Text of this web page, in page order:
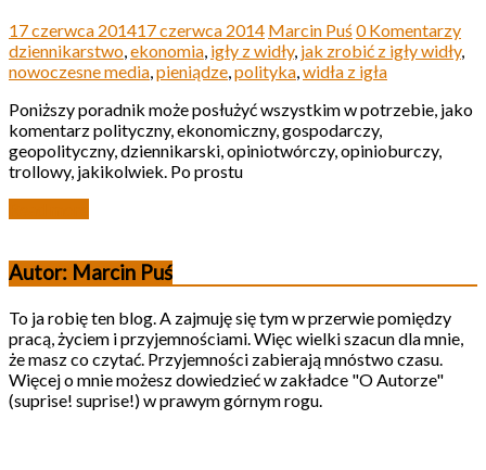
17 czerwca 201417 czerwca 2014 Marcin Puś0 Komentarzy
dziennikarstwo,ekonomia, igły z widły, jak zrobić z igły widły,
nowoczesne media,pieniądze,polityka,widła z igła
Poniższy poradnik może posłużyć wszystkim w potrzebie, jako
komentarz polityczny, ekonomiczny, gospodarczy,
geopolityczny, dziennikarski, opiniotwórczy, opinioburczy,
trollowy, jakikolwiek. Po prostu
Autor: Marcin Puś
To ja robię ten blog. A zajmuję się tym w przerwie pomiędzy
pracą, życiem i przyjemnościami. Więc wielki szacun dla mnie,
że masz co czytać. Przyjemności zabierają mnóstwo czasu.
Więcej o mnie możesz dowiedzieć w zakładce "O Autorze"
(suprise! suprise!) w prawym górnym rogu.